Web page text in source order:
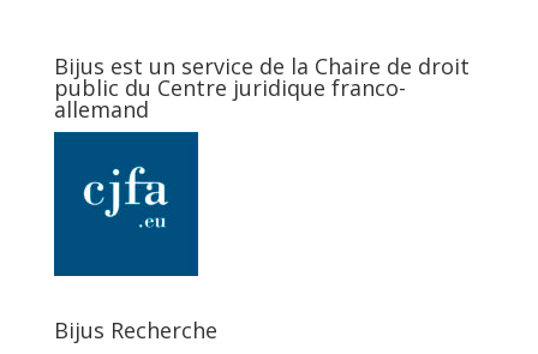
Bijus est un service de la Chaire de droit
public du Centre juridique franco-
allemand
Bijus Recherche